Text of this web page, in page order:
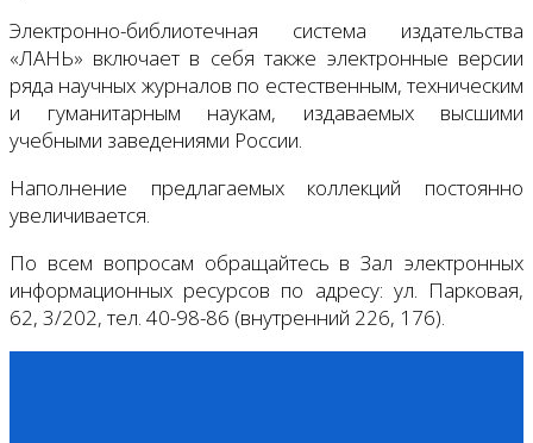
Электронно-библиотечная система издательства
«ЛАНЬ» включает в себя также электронные версии
ряда научных журналов по естественным, техническим
и гуманитарным наукам, издаваемых высшими
учебными заведениями России.
Наполнение предлагаемых коллекций постоянно
увеличивается.
По всем вопросам обращайтесь в Зал электронных
информационных ресурсов по адресу: ул. Парковая,
62, 3/202, тел. 40-98-86 (внутренний 226, 176).